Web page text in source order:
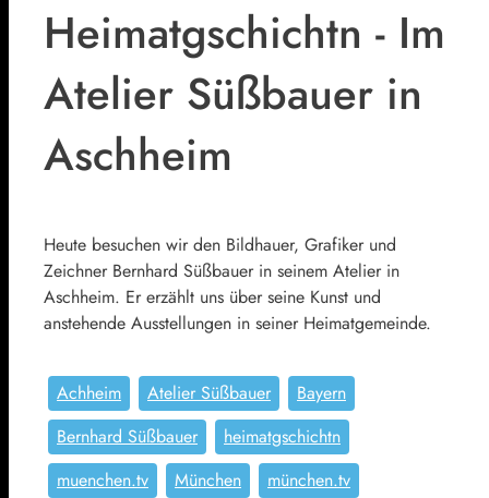
Heimatgschichtn - Im
Atelier Süßbauer in
Aschheim
Heute besuchen wir den Bildhauer, Grafiker und
Zeichner Bernhard Süßbauer in seinem Atelier in
Aschheim. Er erzählt uns über seine Kunst und
anstehende Ausstellungen in seiner Heimatgemeinde.
Achheim Atelier Süßbauer
Bayern
Bernhard Süßbauer
heimatgschichtn
muenchen.tv
München
münchen.tv